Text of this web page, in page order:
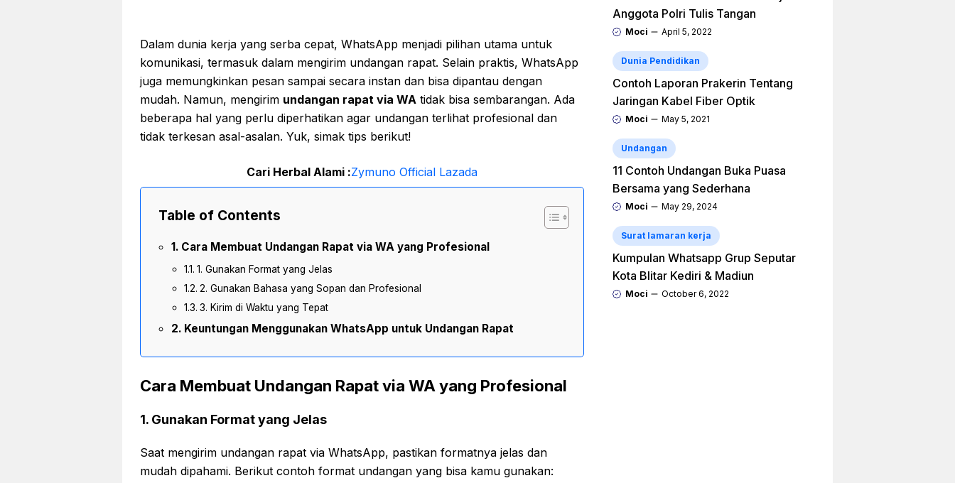
Dalam dunia kerja yang serba cepat, WhatsApp menjadi pilihan utama untuk
komunikasi, termasuk dalam mengirim undangan rapat. Selain praktis, WhatsApp
juga memungkinkan pesan sampai secara instan dan bisa dipantau dengan
mudah. Namun, mengirim undangan rapat via WA tidak bisa sembarangan. Ada
beberapa hal yang perlu diperhatikan agar undangan terlihat profesional dan
tidak terkesan asal-asalan. Yuk, simak tips berikut!
Cari Herbal Alami :Zymuno Official Lazada
Table of Contents
Cara Membuat Undangan Rapat via WA yang Profesional
1. Gunakan Format yang Jelas
2. Gunakan Bahasa yang Sopan dan Profesional
3. Kirim di Waktu yang Tepat
Keuntungan Menggunakan WhatsApp untuk Undangan Rapat
Cara Membuat Undangan Rapat via WA yang Profesional
1. Gunakan Format yang Jelas
Saat mengirim undangan rapat via WhatsApp, pastikan formatnya jelas dan
mudah dipahami. Berikut contoh format undangan yang bisa kamu gunakan:
Anggota Polri Tulis Tangan
Moci April 5, 2022
Dunia Pendidikan
Contoh Laporan Prakerin Tentang
Jaringan Kabel Fiber Optik
Moci May 5, 2021
Undangan
11 Contoh Undangan Buka Puasa
Bersama yang Sederhana
Moci May 29, 2024
Surat lamaran kerja
Kumpulan Whatsapp Grup Seputar
Kota Blitar Kediri & Madiun
Moci October 6, 2022